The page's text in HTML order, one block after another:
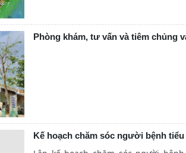
Phòng khám, tư vấn và tiêm chủng
Kế hoạch chăm sóc người bệnh